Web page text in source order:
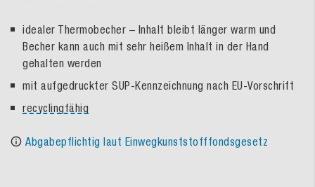
idealer Thermobecher – Inhalt bleibt länger warm und
Becher kann auch mit sehr heißem Inhalt in der Hand
gehalten werden
mit aufgedruckter SUP-Kennzeichnung nach EU-Vorschrift
recyclingfähig
Abgabepflichtig laut Einwegkunststofffondsgesetz